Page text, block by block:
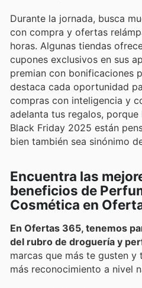
Durante la jornada, busca
con compra y ofertas
horas. Algunas tiendas
cupones exclusivos en sus
premian con bonificaciones
destaca cada oportunidad
compras con inteligencia y
adelanta tus regalos,
Black Friday 2025 están
bien también sea sinónimo
Encuentra las
beneficios de
Cosmética en
En Ofertas 365, tenemos
del rubro de droguería y
marcas que más te gusten y
más reconocimiento a nivel